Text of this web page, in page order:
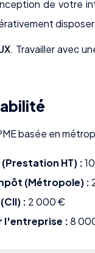
de votre
disposer
. Travailler avec
basée en
HT) :
(Métropole) :
: 2 000 €
l'entreprise :8